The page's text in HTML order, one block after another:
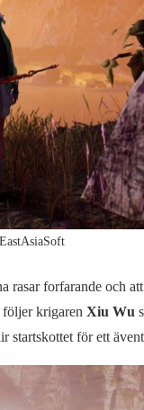
forfarande och
krigaren Xiu Wu
för ett